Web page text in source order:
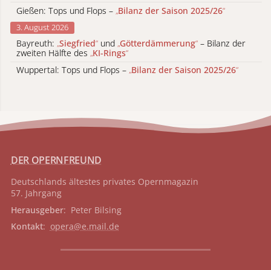
Gießen: Tops und Flops – „Bilanz der Saison 2025/26“
3. August 2026
Bayreuth: „Siegfried“ und „Götterdämmerung“ – Bilanz der
zweiten Hälfte des „KI-Rings“
Wuppertal: Tops und Flops – „Bilanz der Saison 2025/26“
DER OPERNFREUND
Deutschlands ältestes privates Opernmagazin
57. Jahrgang
Herausgeber: Peter Bilsing
Kontakt: opera@e.mail.de